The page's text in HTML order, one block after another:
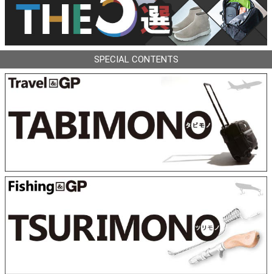
SPECIAL CONTENTS